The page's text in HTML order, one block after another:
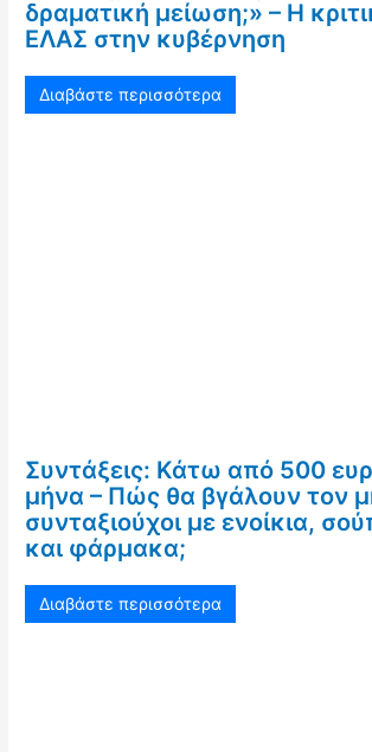
δραματική μείωση;» – Η
ΕΛΑΣ στην κυβέρνηση
Διαβάστε περισσότερα
Συντάξεις: Κάτω από 500
μήνα – Πώς θα βγάλουν τον
συνταξιούχοι με ενοίκια,
και φάρμακα;
Διαβάστε περισσότερα